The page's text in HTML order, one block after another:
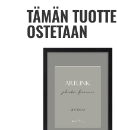
TÄMÄN
OSTETAAN